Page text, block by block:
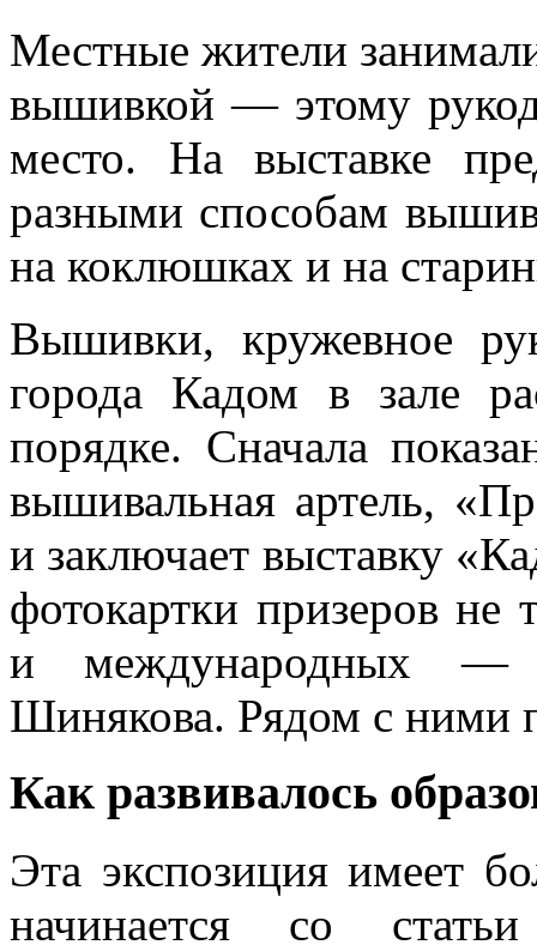
Местные жители
вышивкой — этому
место. На выставке
разными способам
на коклюшках и на
Вышивки, кружевное
города Кадом в зале
порядке. Сначала
вышивальная артель,
и заключает выставку
фотокартки призеров не
и международных —
Шинякова. Рядом с ними
Как развивалось
Эта экспозиция имеет
начинается со